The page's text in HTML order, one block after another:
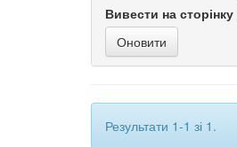
Вивести на сторінку
Результати 1-1 зі 1.